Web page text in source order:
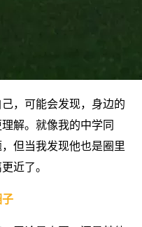
，可能会发现，身边的
解。就像我的中学同
但当我发现他也是圈里
近了。
子